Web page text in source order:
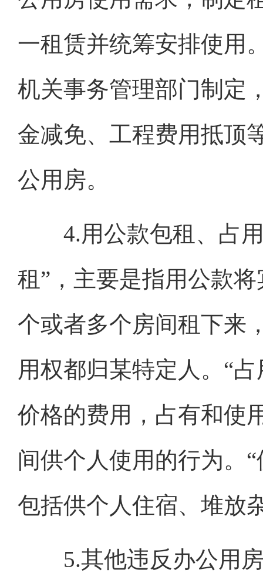
一租赁并统筹安排使用
机关事务管理部门制定
金减免、工程费用抵顶
公用房。
4.用公款包租、占用
租”，主要是指用公款
个或者多个房间租下来
用权都归某特定人。“
价格的费用，占有和使
间供个人使用的行为。
包括供个人住宿、堆放
5.其他违反办公用房